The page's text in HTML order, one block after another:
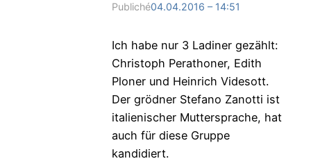
Publiché04.04.2016 – 14:51
Ich habe nur 3 Ladiner gezählt:
Christoph Perathoner, Edith
Ploner und Heinrich Videsott.
Der grödner Stefano Zanotti ist
italienischer Muttersprache, hat
auch für diese Gruppe
kandidiert.